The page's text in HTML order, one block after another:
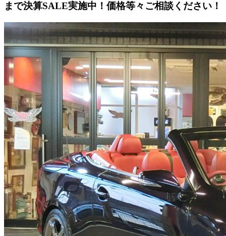
まで決算SALE実施中！価格等々ご相談ください！